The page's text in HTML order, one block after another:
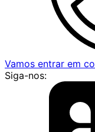
Vamos entrar em
Siga-nos: